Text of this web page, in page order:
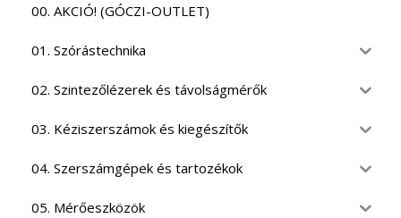
00. AKCIÓ! (GÓCZI-OUTLET)
01. Szórástechnika
02. Szintezőlézerek és távolságmérők
03. Kéziszerszámok és kiegészítők
04. Szerszámgépek és tartozékok
05. Mérőeszközök